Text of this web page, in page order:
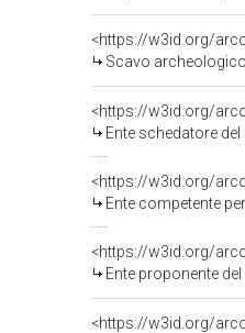
<https://w3id.org/
Scavo
<https://w3id.org/
Ente schedatore
<https://w3id.org/
Ente competente
<https://w3id.org/
Ente proponente
<https://w3id.org/